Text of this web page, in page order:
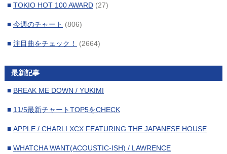
2024年4月(17)
2024年3月(15)
2024年2月(16)
■2024年1月(17)
■ 2023年12月 (16)
■ 2023年11月(17)
■ 2023年10月 (17)
■ 2023年9月 (15)
■ TOKIO HOT 100 AWARD(27)
■ 今週のチャート (806)
■ 注目曲をチェック！ (2664)
最新記事
■ BREAK ME DOWN / YUKIMI
■ 11/5最新チャートTOP5をCHECK
■ APPLE / CHARLI XCX FEATURING THE JAPANESE HOUSE
■ WHATCHA WANT(ACOUSTIC-ISH) / LAWRENCE